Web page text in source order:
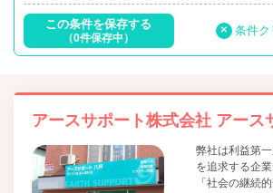
この条件を保存する
（0件保存中）
× 条件ク
アースサポート株式会社 アース
弊社は利益第
を追求する企
「社会の継続